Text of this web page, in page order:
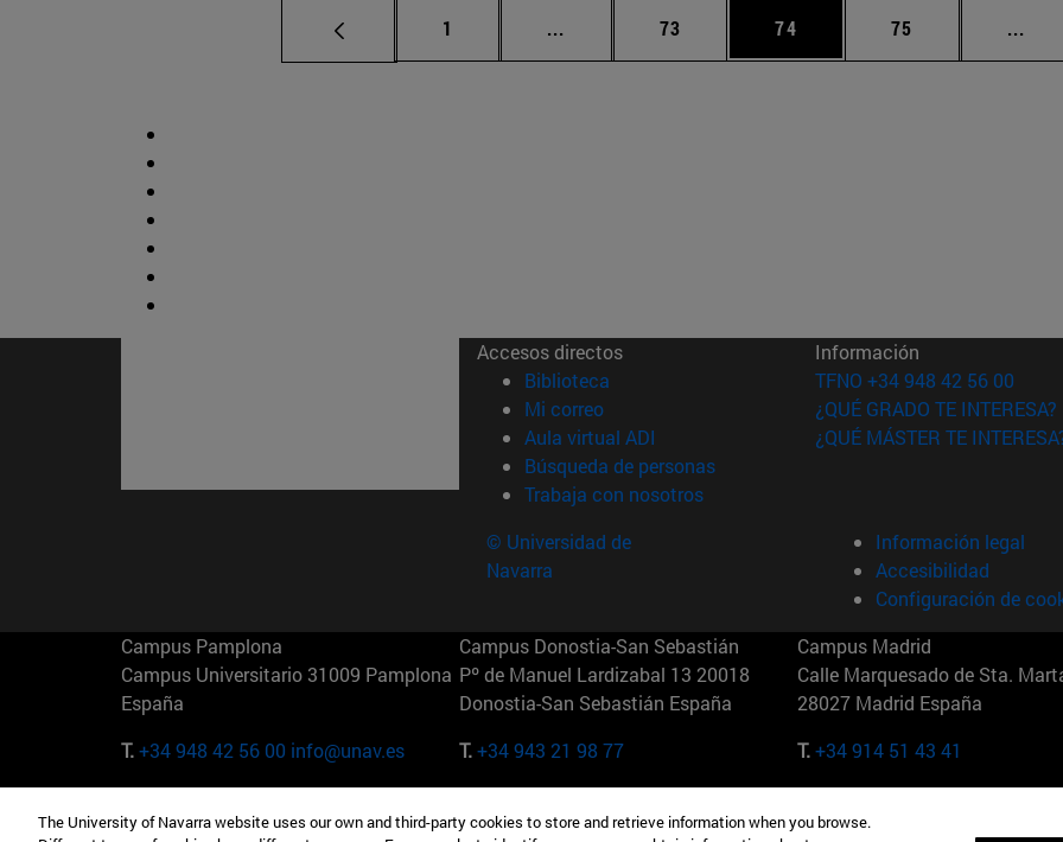
Página
1 ... Páginas intermedias Use TAB para desplazarse.
Página
73 Página
74 Página
75 ...
Accesos directos
Biblioteca (abre en nueva ventana)
Mi correo(abre en nueva ventana)
Aula virtual ADI (abre en nueva ventana)
Búsqueda de personas(abre en nueva ventana)
Trabaja con nosotros(abre en nueva ventana)
Información
TFNO +34 948 42 56 00
¿QUÉ GRADO TE INTERESA?
¿QUÉ MÁSTER TE
© Universidad de
Navarra
Información legal
Accesibilidad
Configuración de
Campus Pamplona
Campus Universitario 31009 Pamplona
España
T.+34 948 42 56 00 info@unav.es
Campus Donostia-San Sebastián
Pº de Manuel Lardizabal 13 20018
Donostia-San Sebastián España
T.+34 943 21 98 77
Campus Madrid
Calle Marquesado de Sta.
28027 Madrid España
T.+34 914 51 43 41
Camino del Cerro Águila 3 28023
165 W 57th St 10019-2201 Nueva York Maria-Theresia-Straße 15 81675
The University of Navarra website uses our own and third-party cookies to store and retrieve information when you browse.